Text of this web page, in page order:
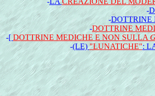
-
-DOTTRINE
-DOTTRINE
-[ DOTTRINE MEDICHE E NON SULLA
-(LE)"LUNATICHE":